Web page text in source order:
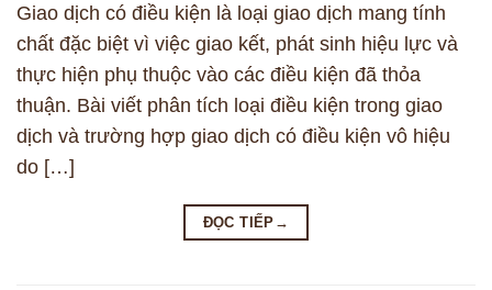
Giao dịch có điều kiện là loại giao dịch mang tính
chất đặc biệt vì việc giao kết, phát sinh hiệu lực và
thực hiện phụ thuộc vào các điều kiện đã thỏa
thuận. Bài viết phân tích loại điều kiện trong giao
dịch và trường hợp giao dịch có điều kiện vô hiệu
do […]
ĐỌC TIẾP →